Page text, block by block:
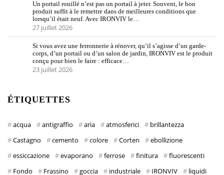
Un portail rouillé n’est pas un portail à jeter. Souvent, le bon
produit suffit à le remettre dans de meilleures conditions que
lorsqu’il était neuf. Avec IRONVIV le…
27 juillet 2026
Si vous avez une ferronnerie à rénover, qu’il s’agisse d’un garde-
corps, d’un portail ou d’un salon de jardin, IRONVIV est le produit
conçu pour bien le faire : efficace…
23 juillet 2026
ÉTIQUETTES
acqua antigraffio aria atmosferici
brillantezza
Castagno
cemento colore Corten
ebollizione
essiccazione
evaporano ferrose finitura
fluorescenti
Fondo
Frassino goccia industriale IRONVIV
liquidi